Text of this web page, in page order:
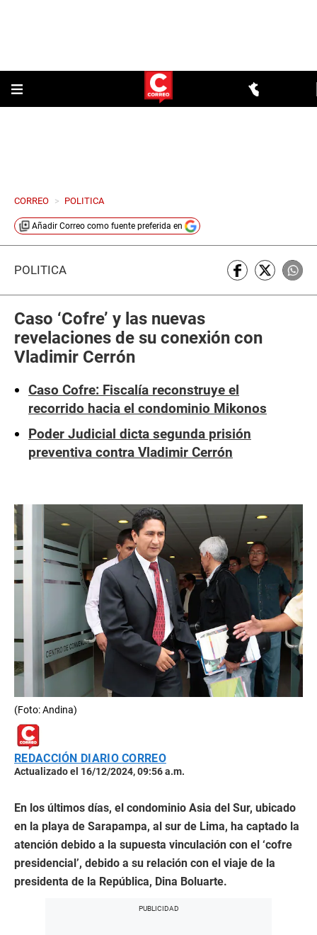
CORREO > POLITICA
Añadir Correo como fuente preferida en
POLÍTICA
Caso ‘Cofre’ y las nuevas
revelaciones de su conexión con
Vladimir Cerrón
Caso Cofre: Fiscalía reconstruye el
recorrido hacia el condominio Mikonos
Poder Judicial dicta segunda prisión
preventiva contra Vladimir Cerrón
(Foto: Andina)
REDACCIÓN DIARIO CORREO
Actualizado el 16/12/2024, 09:56 a.m.
En los últimos días, el condominio Asia del Sur, ubicado
en la playa de Sarapampa, al sur de Lima, ha captado la
atención debido a la supuesta vinculación con el ‘cofre
presidencial’, debido a su relación con el viaje de la
presidenta de la República, Dina Boluarte.